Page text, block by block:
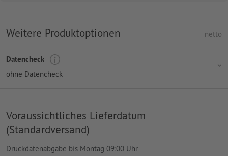
Weitere Produktoptionen netto
Datencheck
ohne Datencheck
Voraussichtliches Lieferdatum
(Standardversand)
Druckdatenabgabe bis Montag 09:00 Uhr